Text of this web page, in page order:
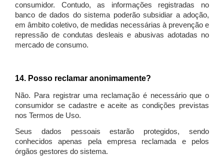
consumidor. Contudo, as informações registradas no
banco de dados do sistema poderão subsidiar a adoção,
em âmbito coletivo, de medidas necessárias à prevenção e
repressão de condutas desleais e abusivas adotadas no
mercado de consumo.
14. Posso reclamar anonimamente?
Não. Para registrar uma reclamação é necessário que o
consumidor se cadastre e aceite as condições previstas
nos Termos de Uso.
Seus dados pessoais estarão protegidos, sendo
conhecidos apenas pela empresa reclamada e pelos
órgãos gestores do sistema.